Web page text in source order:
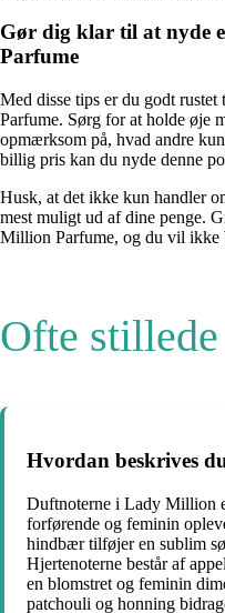
Gør dig klar til at nyde
Parfume
Med disse tips er du godt
Parfume. Sørg for at holde øje
opmærksom på, hvad andre
billig pris kan du nyde denne
Husk, at det ikke kun handler
mest muligt ud af dine penge.
Million Parfume, og du vil ikke
Ofte
Hvordan beskrives
Duftnoterne i Lady Million
forførende og feminin
hindbær tilføjer en sublim
Hjertenoterne består af
en blomstret og feminin
patchouli og honning